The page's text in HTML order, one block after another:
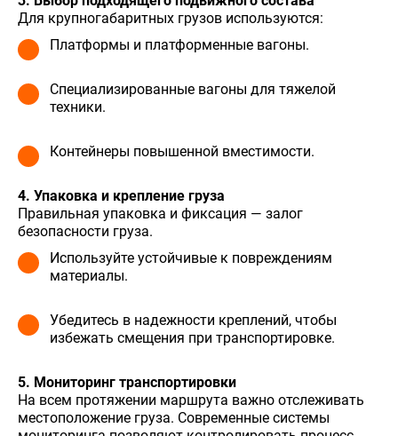
Для крупногабаритных грузов используются:
Платформы и платформенные вагоны.
Специализированные вагоны для тяжелой
техники.
Контейнеры повышенной вместимости.
4. Упаковка и крепление груза
Правильная упаковка и фиксация — залог
безопасности груза.
Используйте устойчивые к повреждениям
материалы.
Убедитесь в надежности креплений, чтобы
избежать смещения при транспортировке.
5. Мониторинг транспортировки
На всем протяжении маршрута важно отслеживать
местоположение груза. Современные системы